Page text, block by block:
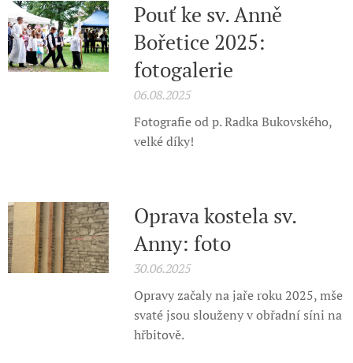
Pouť ke sv. Anně
Bořetice 2025:
fotogalerie
06.08.2025
Fotografie od p. Radka Bukovského,
velké díky!
Oprava kostela sv.
Anny: foto
30.06.2025
Opravy začaly na jaře roku 2025, mše
svaté jsou slouženy v obřadní síni na
hřbitově.